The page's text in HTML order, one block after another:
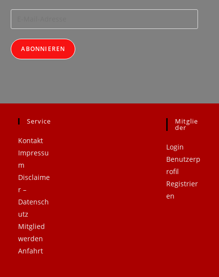
ABONNIEREN
Service
Kontakt
Impressu
m
Disclaime
r –
Datensch
utz
Mitglied
werden
Anfahrt
Mitglie
Der
Login
Benutzerp
rofil
Registrier
en